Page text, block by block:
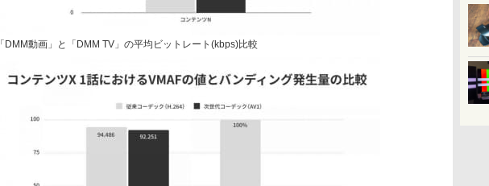
「DMM動画」と「DMM TV」の平均ビットレート(kbps)比較